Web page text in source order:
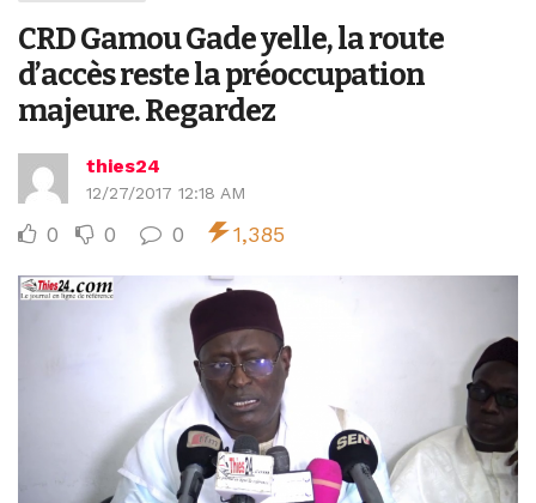
CRD Gamou Gade yelle, la route
d’accès reste la préoccupation
majeure. Regardez
thies24
12/27/2017 12:18 AM
0 0 0 1,385